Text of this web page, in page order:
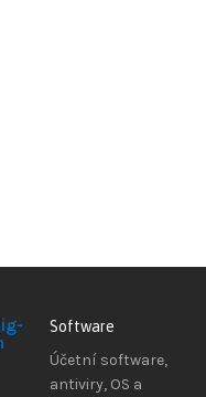
Software
Účetní software,
antiviry, OS a